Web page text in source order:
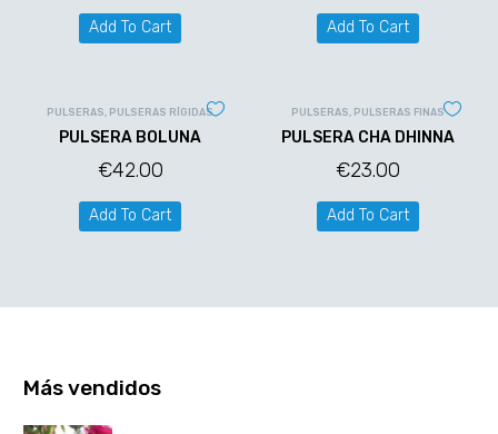
Add To Cart Add To Cart
PULSERAS PULSERAS RÍGIDAS
PULSERA BOLUNA
€42.00
Add To Cart
PULSERAS PULSERAS FINAS
PULSERA CHA DHINNA
€23.00
Add To Cart
Más vendidos